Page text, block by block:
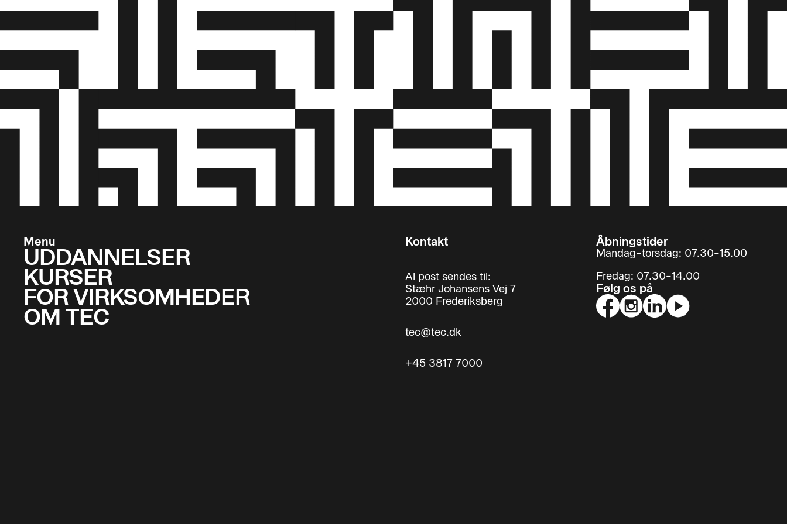
Menu
UDDANNELSER
KURSER
FOR VIRKSOMHEDER
OM TEC
Kontakt
Al post sendes til:
Stæhr Johansens Vej 7
2000 Frederiksberg
tec@tec.dk
+45 3817 7000
Åbningstider
Mandag–torsdag: 07.30–15.00
Fredag: 07.30–14.00
Følg os på